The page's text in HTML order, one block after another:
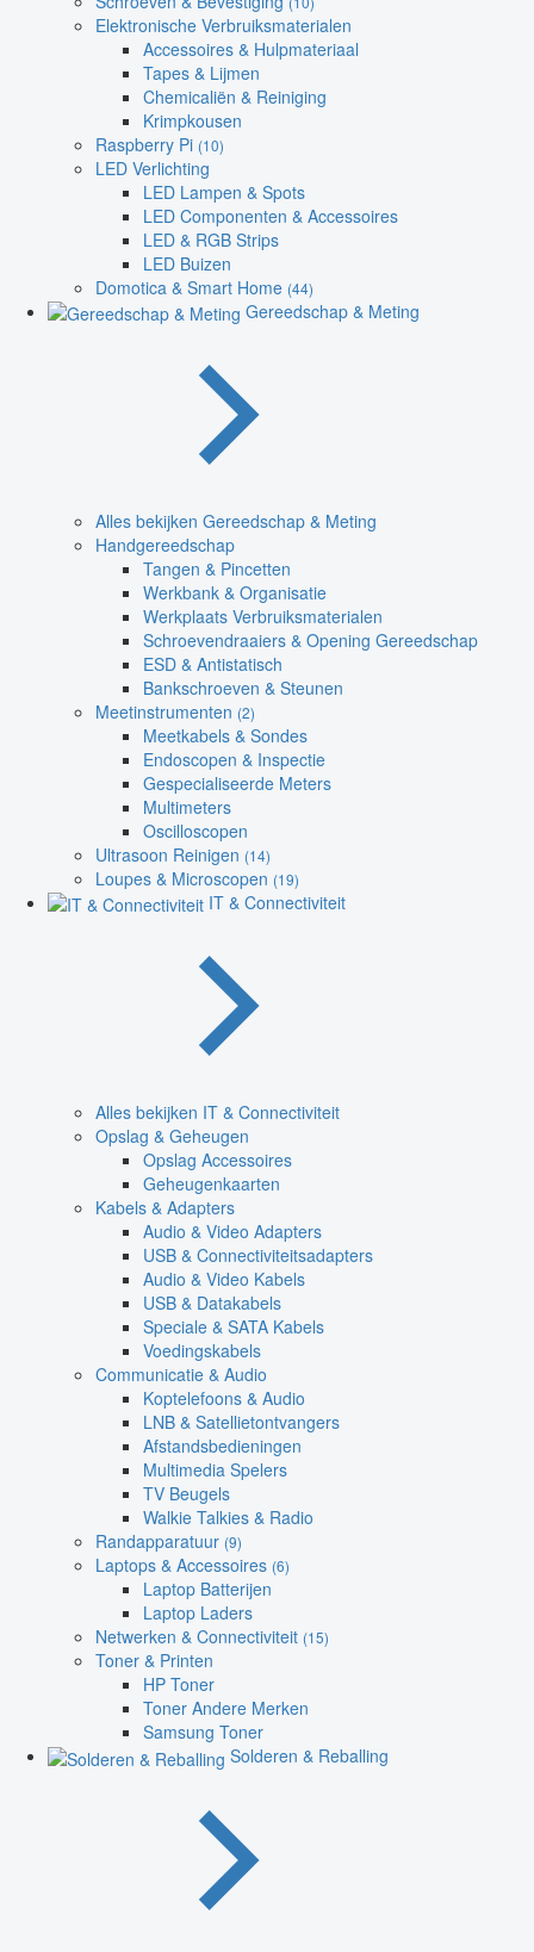
Elektronische Verbruiksmaterialen
Accessoires & Hulpmateriaal
Tapes & Lijmen
Chemicaliën & Reiniging
Krimpkousen
Raspberry Pi (10)
LED Verlichting
LED Lampen & Spots
LED Componenten & Accessoires
LED & RGB Strips
LED Buizen
Domotica & Smart Home (44)
Gereedschap & Meting
Alles bekijken Gereedschap & Meting
Handgereedschap
Tangen & Pincetten
Werkbank & Organisatie
Werkplaats Verbruiksmaterialen
Schroevendraaiers & Opening Gereedschap
ESD & Antistatisch
Bankschroeven & Steunen
Meetinstrumenten (2)
Meetkabels & Sondes
Endoscopen & Inspectie
Gespecialiseerde Meters
Multimeters
Oscilloscopen
Ultrasoon Reinigen (14)
Loupes & Microscopen (19)
IT & Connectiviteit
Alles bekijken IT & Connectiviteit
Opslag & Geheugen
Opslag Accessoires
Geheugenkaarten
Kabels & Adapters
Audio & Video Adapters
USB & Connectiviteitsadapters
Audio & Video Kabels
USB & Datakabels
Speciale & SATA Kabels
Voedingskabels
Communicatie & Audio
Koptelefoons & Audio
LNB & Satellietontvangers
Afstandsbedieningen
Multimedia Spelers
TV Beugels
Walkie Talkies & Radio
Randapparatuur (9)
Laptops & Accessoires (6)
Laptop Batterijen
Laptop Laders
Netwerken & Connectiviteit (15)
Toner & Printen
HP Toner
Toner Andere Merken
Samsung Toner
Solderen & Reballing